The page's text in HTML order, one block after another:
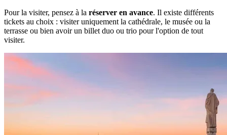
Pour la visiter, pensez à la réserver en avance. Il existe différents
tickets au choix : visiter uniquement la cathédrale, le musée ou la
terrasse ou bien avoir un billet duo ou trio pour l'option de tout
visiter.